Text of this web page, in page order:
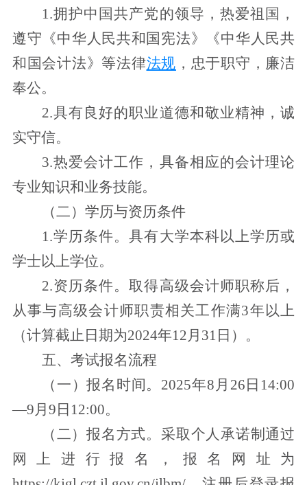
1.拥护中国共产党的领导，热爱祖国，
遵守《中华人民共和国宪法》《中华人民共
和国会计法》等法律法规 ，忠于职守，廉洁
奉公。
2.具有良好的职业道德和敬业精神，诚
实守信。
3.热爱会计工作，具备相应的会计理论
专业知识和业务技能。
（二）学历与资历条件
1.学历条件。具有大学本科以上学历或
学士以上学位。
2.资历条件。取得高级会计师职称后，
从事与高级会计师职责相关工作满3年以上
（计算截止日期为2024年12 月 31 日）。
五、考试报名流程
（一）报名时间。2025年8 月 26 日 14:00
—9 月 9 日 12:00。
（二）报名方式。采取个人承诺制通过
网上进行报名，报名网址为